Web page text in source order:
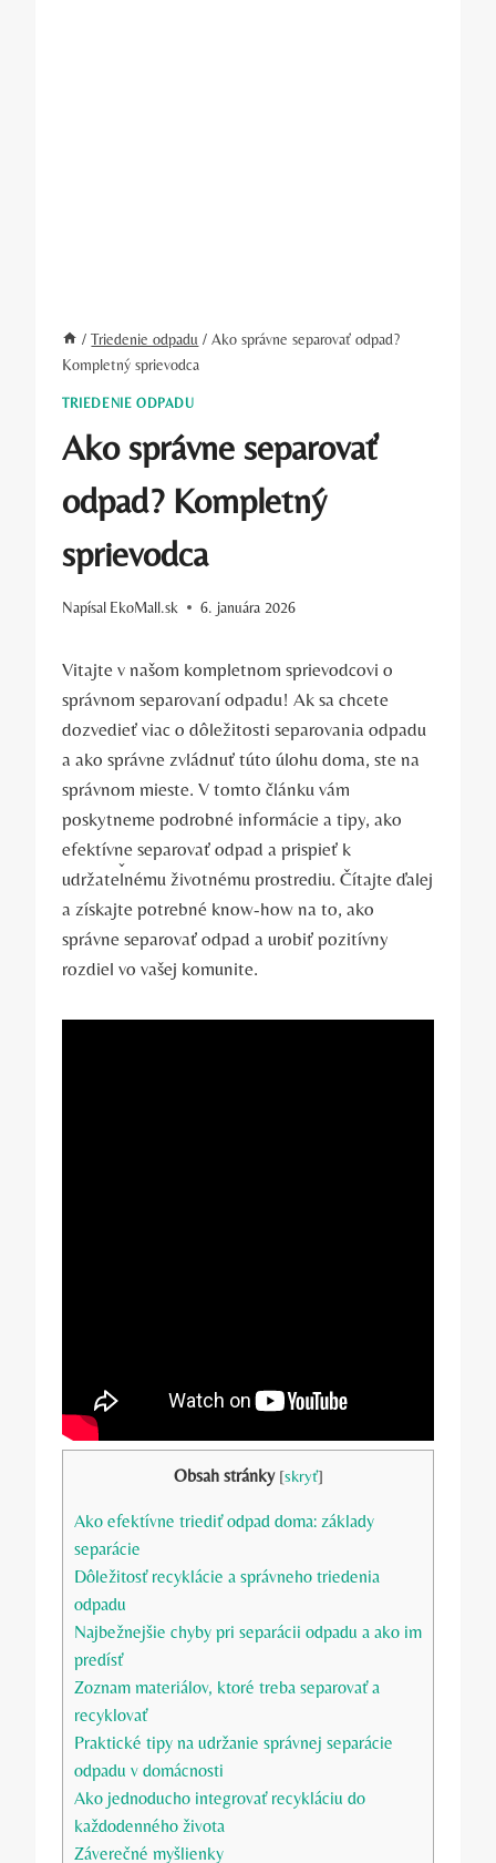
/ Triedenie odpadu / Ako správne separovať odpad?
Kompletný sprievodca
TRIEDENIE ODPADU
Ako správne separovať
odpad? Kompletný
sprievodca
Napísal EkoMall.sk 6. januára 2026
Vitajte v našom kompletnom sprievodcovi o
správnom separovaní odpadu! Ak sa chcete
dozvedieť viac o dôležitosti separovania odpadu
a ako správne zvládnuť túto úlohu doma, ste na
správnom mieste. V tomto článku vám
poskytneme podrobné informácie a tipy, ako
efektívne separovať odpad a prispieť k
udržateľnému životnému prostrediu. Čítajte ďalej
a získajte potrebné know-how na to, ako
správne separovať odpad a urobiť pozitívny
rozdiel vo vašej komunite.
Obsah stránky [skryť]
Ako efektívne triediť odpad doma: základy
separácie
Dôležitosť recyklácie a správneho triedenia
odpadu
Najbežnejšie chyby pri separácii odpadu a ako im
predísť
Zoznam materiálov, ktoré treba separovať a
recyklovať
Praktické tipy na udržanie správnej separácie
odpadu v domácnosti
Ako jednoducho integrovať recykláciu do
každodenného života
Záverečné myšlienky